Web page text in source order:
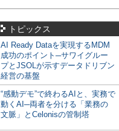
トピックス
AI Ready Dataを実現するMDM
成功のポイント─サワイグルー
プとJSOLが示すデータドリブン
経営の基盤
“感動デモ”で終わるAIと、実務で
動くAI─両者を分ける「業務の
文脈」とCelonisの管制塔